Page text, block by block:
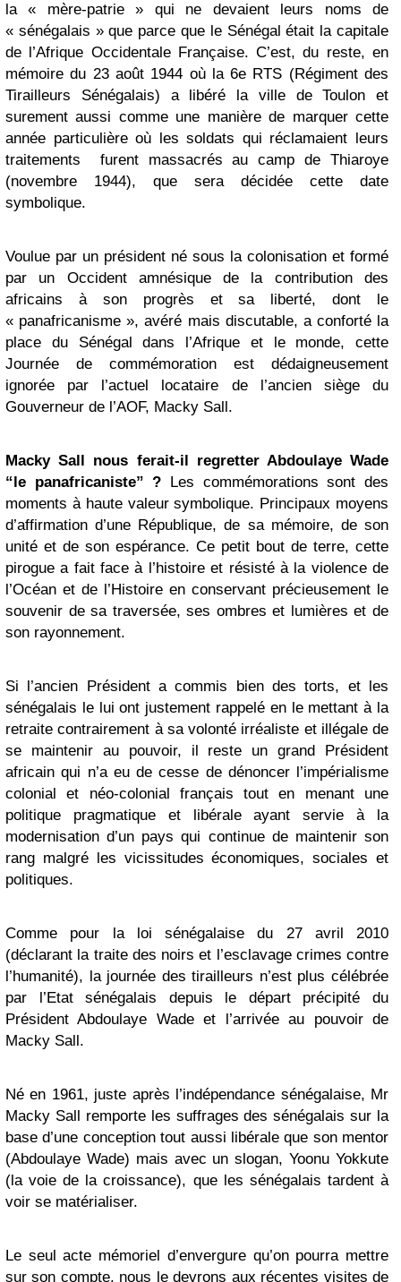
la « mère-patrie » qui ne devaient leurs noms de
« sénégalais » que parce que le Sénégal était la capitale
de l’Afrique Occidentale Française. C’est, du reste, en
mémoire du 23 août 1944 où la 6e RTS (Régiment des
Tirailleurs Sénégalais) a libéré la ville de Toulon et
surement aussi comme une manière de marquer cette
année particulière où les soldats qui réclamaient leurs
traitements furent massacrés au camp de Thiaroye
(novembre 1944), que sera décidée cette date
symbolique.
Voulue par un président né sous la colonisation et formé
par un Occident amnésique de la contribution des
africains à son progrès et sa liberté, dont le
« panafricanisme », avéré mais discutable, a conforté la
place du Sénégal dans l’Afrique et le monde, cette
Journée de commémoration est dédaigneusement
ignorée par l’actuel locataire de l’ancien siège du
Gouverneur de l’AOF, Macky Sall.
Macky Sall nous ferait-il regretter Abdoulaye Wade
“le panafricaniste” ? Les commémorations sont des
moments à haute valeur symbolique. Principaux moyens
d’affirmation d’une République, de sa mémoire, de son
unité et de son espérance. Ce petit bout de terre, cette
pirogue a fait face à l’histoire et résisté à la violence de
l’Océan et de l’Histoire en conservant précieusement le
souvenir de sa traversée, ses ombres et lumières et de
son rayonnement.
Si l’ancien Président a commis bien des torts, et les
sénégalais le lui ont justement rappelé en le mettant à la
retraite contrairement à sa volonté irréaliste et illégale de
se maintenir au pouvoir, il reste un grand Président
africain qui n’a eu de cesse de dénoncer l’impérialisme
colonial et néo-colonial français tout en menant une
politique pragmatique et libérale ayant servie à la
modernisation d’un pays qui continue de maintenir son
rang malgré les vicissitudes économiques, sociales et
politiques.
Comme pour la loi sénégalaise du 27 avril 2010
(déclarant la traite des noirs et l’esclavage crimes contre
l’humanité), la journée des tirailleurs n’est plus célébrée
par l’Etat sénégalais depuis le départ précipité du
Président Abdoulaye Wade et l’arrivée au pouvoir de
Macky Sall.
Né en 1961, juste après l’indépendance sénégalaise, Mr
Macky Sall remporte les suffrages des sénégalais sur la
base d’une conception tout aussi libérale que son mentor
(Abdoulaye Wade) mais avec un slogan, Yoonu Yokkute
(la voie de la croissance), que les sénégalais tardent à
voir se matérialiser.
Le seul acte mémoriel d’envergure qu’on pourra mettre
sur son compte, nous le devrons aux récentes visites de